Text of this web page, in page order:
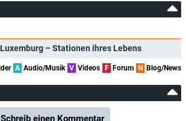
– Stationen ihres Lebens
A Audio/Musik V Videos F Forum N Blog/News
Schreib einen Kommentar